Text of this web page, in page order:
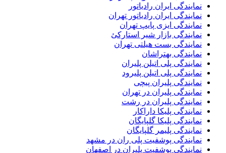
نمایندگی ایران رادیاتور
نمایندگی ایران رادیاتور تهران
نمایندگی ایزی پایپ تهران
نمایندگی بازار شیر استارکئ
نمایندگی بست هیلتی تهران
نمایندگی بهتراشان
نمایندگی پلی اتیلن پلیران
نمایندگی پلی اتیلن پلیرود
نمایندگی پلیران پیچی
نمایندگی پلیران در تهران
نمایندگی پلیران در رشت
نمایندگی پلیکا داراکار
نمایندگی پلیکا گلپایگان
نمایندگی پلیمر گلپایگان
نمایندگی پوشفیت پلی ران در مشهد
نمایندگی پوشفیت پلیران در اصفهان